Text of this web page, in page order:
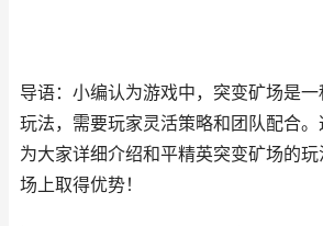
导语：小编认为游戏中，突变矿场是
玩法，需要玩家灵活策略和团队配合
为大家详细介绍和平精英突变矿场的
场上取得优势！